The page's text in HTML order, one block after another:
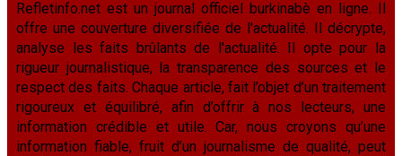
Refletinfo.net est un journal officiel burkinabè en ligne. Il
offre une couverture diversifiée de l'actualité. Il décrypte,
analyse les faits brûlants de l'actualité. Il opte pour la
rigueur journalistique, la transparence des sources et le
respect des faits. Chaque article, fait l’objet d’un traitement
rigoureux et équilibré, afin d’offrir à nos lecteurs, une
information crédible et utile. Car, nous croyons qu’une
information fiable, fruit d’un journalisme de qualité, peut